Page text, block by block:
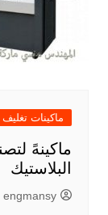
ماكينات تغليف
ماكينهً
البلاستيك
engmansy